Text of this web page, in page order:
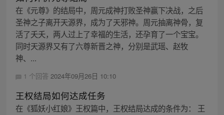
在《元尊》的结局中，周元成神打败圣神赢下决战，之后
圣神之子离开天源界，成为了天邪神。周元抽离神骨，复
活了夭夭，两人过上了幸福的生活，还孕育了一个宝宝。
同时天源界又有了六尊新晋之神，分别是武瑶、赵牧
神、...
1 个回答 2024年09月26日 10:10
王权结局如何达成任务
在《狐妖小红娘》王权篇中，王权结局达成的条件为： 王